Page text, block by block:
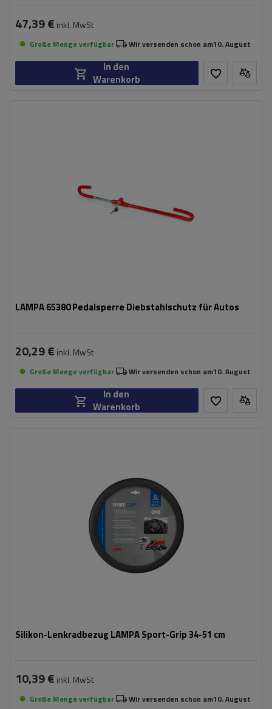
47,39 € inkl. MwSt
Große Menge verfügbar Wir versenden schon am10. August
In den
Warenkorb
LAMPA 65380 Pedalsperre Diebstahlschutz für Autos
20,29 € inkl. MwSt
Große Menge verfügbar Wir versenden schon am10. August
In den
Warenkorb
Silikon-Lenkradbezug LAMPA Sport-Grip 34-51 cm
10,39 € inkl. MwSt
Große Menge verfügbar Wir versenden schon am10. August